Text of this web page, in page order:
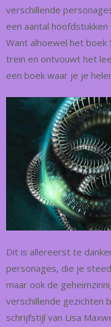
verschillende
een aantal
Want alhoewel het boek
trein en ontvouwt het
een boek waar je je
Dit is allereerst te
personages, die je
maar ook de
verschillende gezichten
schrijfstijl van Lisa